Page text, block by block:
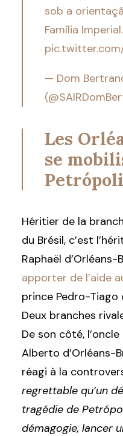
sob a
Família Imperial.
— Dom
Les
se
Héritier de la
du Brésil, c’est
Raphaël d’Orléans-
apporter de l’aide
prince Pedro-Tiago
Deux branches
De son côté,
Alberto d’Orléans-
réagi à la
regrettable qu’un
tragédie de
démagogie, lancer